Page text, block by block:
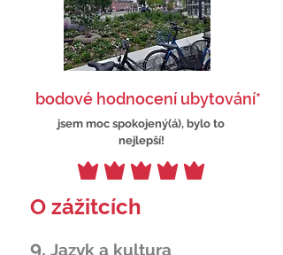
bodové hodnocení ubytování*
jsem moc spokojený(á), bylo to
nejlepší!
O zážitcích
9. Jazyk a kultura